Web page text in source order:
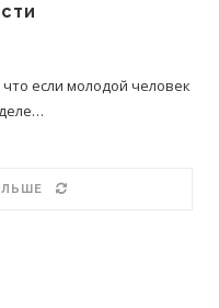
если молодой человек